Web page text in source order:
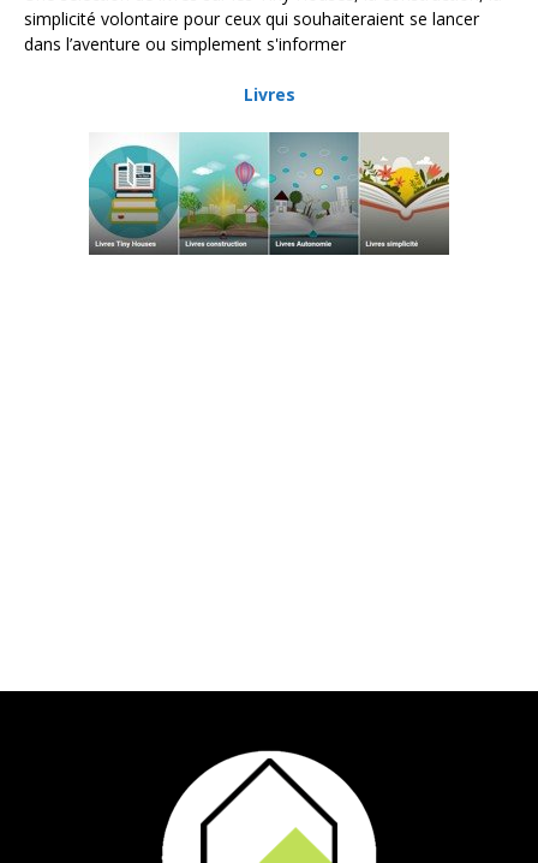
simplicité volontaire pour ceux qui souhaiteraient se lancer
dans l’aventure ou simplement s'informer
Livres